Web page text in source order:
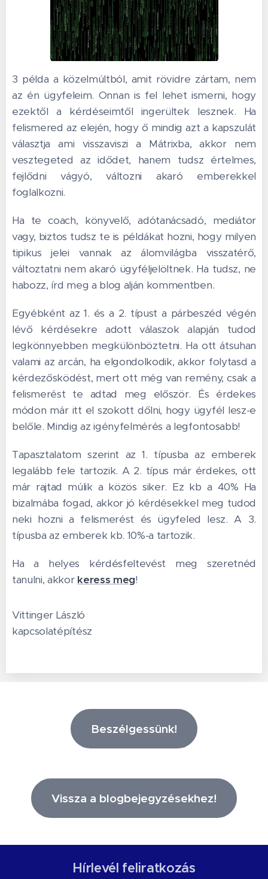
3 példa a közelmúltból, amit rövidre zártam, nem
az én ügyfeleim. Onnan is fel lehet ismerni, hogy
ezektől a kérdéseimtől ingerültek lesznek. Ha
felismered az elején, hogy ő mindig azt a kapszulát
választja ami visszaviszi a Mátrixba, akkor nem
vesztegeted az idődet, hanem tudsz értelmes,
fejlődni vágyó, változni akaró emberekkel
foglalkozni.
Ha te coach, könyvelő, adótanácsadó, mediátor
vagy, biztos tudsz te is példákat hozni, hogy milyen
tipikus jelei vannak az álomvilágba visszatérő,
változtatni nem akaró ügyféljelöltnek. Ha tudsz, ne
habozz, írd meg a blog alján kommentben.
Egyébként az 1. és a 2. típust a párbeszéd végén
lévő kérdésekre adott válaszok alapján tudod
legkönnyebben megkülönböztetni. Ha ott átsuhan
valami az arcán, ha elgondolkodik, akkor folytasd a
kérdezősködést, mert ott még van remény, csak a
felismerést te adtad meg először. És érdekes
módon már itt el szokott dőlni, hogy ügyfél lesz-e
belőle. Mindig az igényfelmérés a legfontosabb!
Tapasztalatom szerint az 1. típusba az emberek
legalább fele tartozik. A 2. típus már érdekes, ott
már rajtad múlik a közös siker. Ez kb a 40% Ha
bizalmába fogad, akkor jó kérdésekkel meg tudod
neki hozni a felismerést és ügyfeled lesz. A 3.
típusba az emberek kb. 10%-a tartozik.
Ha a helyes kérdésfeltevést meg szeretnéd
tanulni, akkor keress meg!
Vittinger László
kapcsolatépítész
Beszélgessünk!
Vissza a blogbejegyzésekhez!
Hírlevél feliratkozás